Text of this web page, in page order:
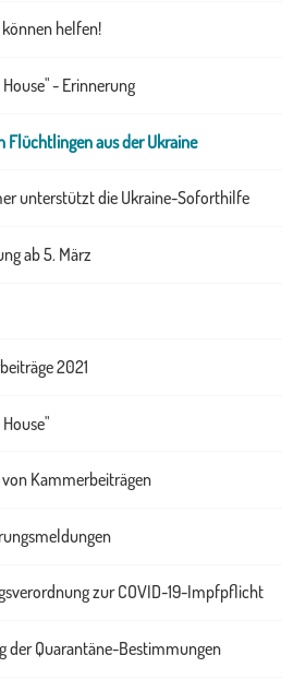
helfen!
- Erinnerung
Flüchtlingen aus der Ukraine
unterstützt die Ukraine-Soforthilfe
ab 5. März
2021
von Kammerbeiträgen
zur COVID-19-Impfpflicht
der Quarantäne-Bestimmungen